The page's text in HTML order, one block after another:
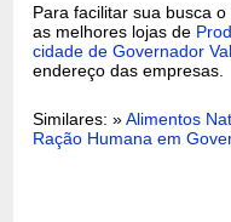
Para facilitar sua busca
as melhores lojas de
cidade de Governador
endereço das empresas.
Similares: »Alimentos
Ração Humana em